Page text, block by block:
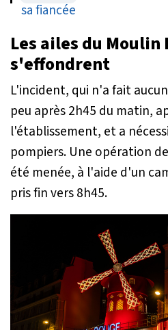
Les ailes du Moulin
s'effondrent
L'incident, qui n'a fait
peu après 2h45 du matin,
l'établissement, et a
pompiers. Une opération
été menée, à l'aide d'un
pris fin vers 8h45.